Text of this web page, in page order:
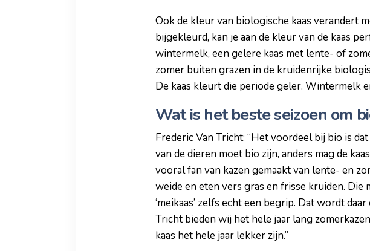
Ook de kleur van biologische kaas verandert
bijgekleurd, kan je aan de kleur van de kaas
wintermelk, een gelere kaas met lente- of
zomer buiten grazen in de kruidenrijke
De kaas kleurt die periode geler. Wintermelk
Wat is het beste seizoen om
Frederic Van Tricht: “Het voordeel bij bio is
van de dieren moet bio zijn, anders mag de
vooral fan van kazen gemaakt van lente- en
weide en eten vers gras en frisse kruiden. Die
‘meikaas’ zelfs echt een begrip. Dat wordt
Tricht bieden wij het hele jaar lang
kaas het hele jaar lekker zijn.”